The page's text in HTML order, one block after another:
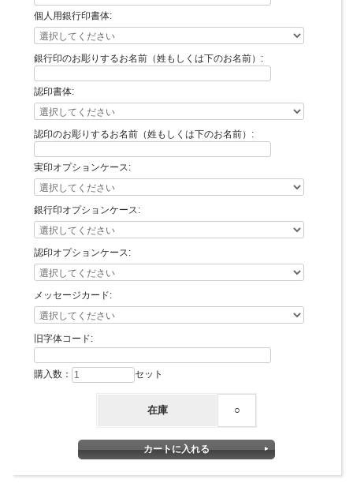
個人用銀行印書体:
銀行印のお彫りするお名前（姓もしくは下のお名前）:
認印書体:
認印のお彫りするお名前（姓もしくは下のお名前）:
実印オプションケース:
銀行印オプションケース:
認印オプションケース:
メッセージカード:
旧字体コード:
購入数： セット
在庫 ○